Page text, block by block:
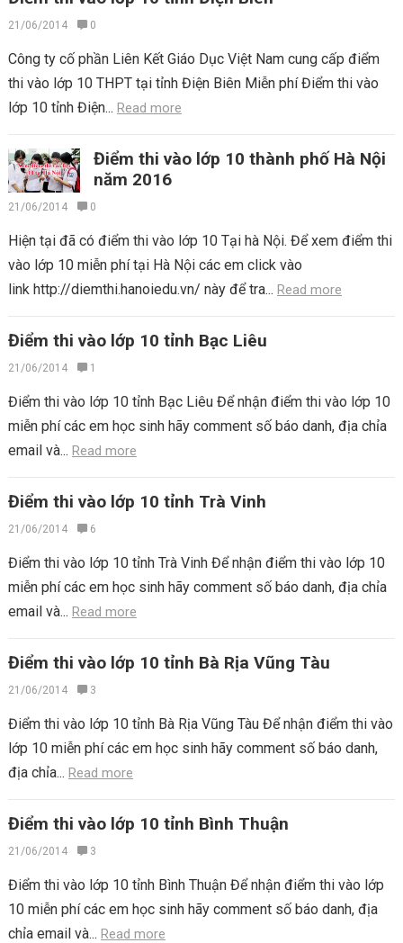
21/06/2014 0
Công ty cố phần Liên Kết Giáo Dục Việt Nam cung cấp điểm
thi vào lớp 10 THPT tại tỉnh Điện Biên Miễn phí Điểm thi vào
lớp 10 tỉnh Điện... Read more
Điểm thi vào lớp 10 thành phố Hà Nội
năm 2016
21/06/2014 0
Hiện tại đã có điểm thi vào lớp 10 Tại hà Nội. Để xem điểm thi
vào lớp 10 miễn phí tại Hà Nội các em click vào
link http://diemthi.hanoiedu.vn/ này để tra... Read more
Điểm thi vào lớp 10 tỉnh Bạc Liêu
21/06/2014 1
Điểm thi vào lớp 10 tỉnh Bạc Liêu Để nhận điểm thi vào lớp 10
miễn phí các em học sinh hãy comment số báo danh, địa chỉa
email và... Read more
Điểm thi vào lớp 10 tỉnh Trà Vinh
21/06/2014 6
Điểm thi vào lớp 10 tỉnh Trà Vinh Để nhận điểm thi vào lớp 10
miễn phí các em học sinh hãy comment số báo danh, địa chỉa
email và... Read more
Điểm thi vào lớp 10 tỉnh Bà Rịa Vũng Tàu
21/06/2014 3
Điểm thi vào lớp 10 tỉnh Bà Rịa Vũng Tàu Để nhận điểm thi vào
lớp 10 miễn phí các em học sinh hãy comment số báo danh,
địa chỉa... Read more
Điểm thi vào lớp 10 tỉnh Bình Thuận
21/06/2014 3
Điểm thi vào lớp 10 tỉnh Bình Thuận Để nhận điểm thi vào lớp
10 miễn phí các em học sinh hãy comment số báo danh, địa
chỉa email và... Read more